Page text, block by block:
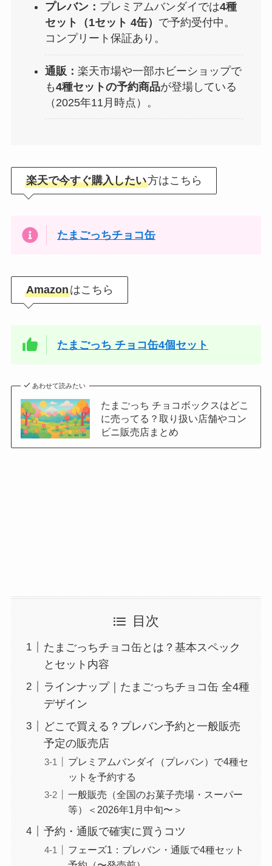
プレバン： プレミアムバンダイでは4種
セット（1セット 4缶） で予約受付中。
コンプリート保証あり。
通販： 楽天市場や一部ホビーショップで
も4種セットの予約商品が登場している
（2025年11月時点）。
楽天で今すぐ購入したい方はこちら
たまごっちチョコ缶
Amazonはこちら
たまごっち チョコ缶4個セット
あわせて読みたい
たまごっち チョコボックスはどこ
に売ってる？取り扱い店舗やコン
ビニ販売店まとめ
目次
たまごっちチョコ缶とは？基本スペック
とセット内容
ラインナップ｜たまごっちチョコ缶 全4種
デザイン
どこで買える？プレバン予約と一般販売
予定の販売店
プレミアムバンダイ（プレバン）で4種セ
ットを予約する
一般販売（全国のお菓子売場・スーパー
等）＜2026年1月中旬〜＞
予約・通販で確実に買うコツ
フェーズ1：プレバン・通販で4種セット